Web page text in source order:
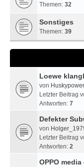
Themen: 32
Sonstiges
Themen: 39
Loewe
von Huskypower
Letzter Beitrag
Antworten: 7
Defekter
von
Letzter Beitrag
Antworten: 2
OPPO